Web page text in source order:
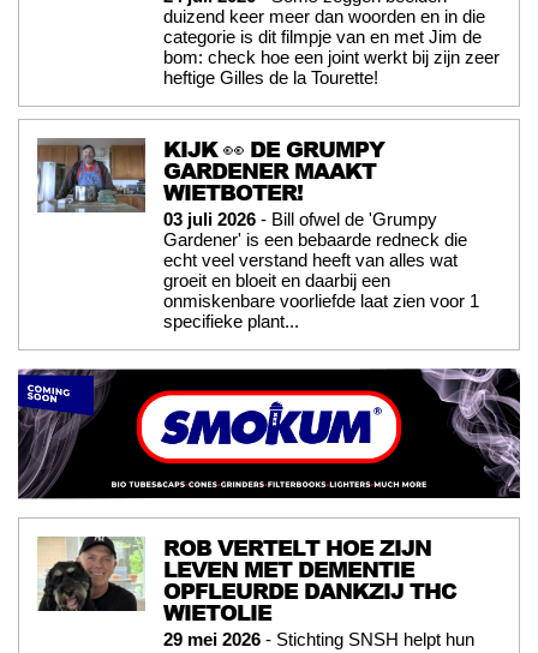
duizend keer meer dan woorden en in die
categorie is dit filmpje van en met Jim de
bom: check hoe een joint werkt bij zijn zeer
heftige Gilles de la Tourette!
KIJK 👀 DE GRUMPY
GARDENER MAAKT
WIETBOTER!
03 juli 2026 - Bill ofwel de 'Grumpy
Gardener' is een bebaarde redneck die
echt veel verstand heeft van alles wat
groeit en bloeit en daarbij een
onmiskenbare voorliefde laat zien voor 1
specifieke plant...
ROB VERTELT HOE ZIJN
LEVEN MET DEMENTIE
OPFLEURDE DANKZIJ THC
WIETOLIE
29 mei 2026 - Stichting SNSH helpt hun